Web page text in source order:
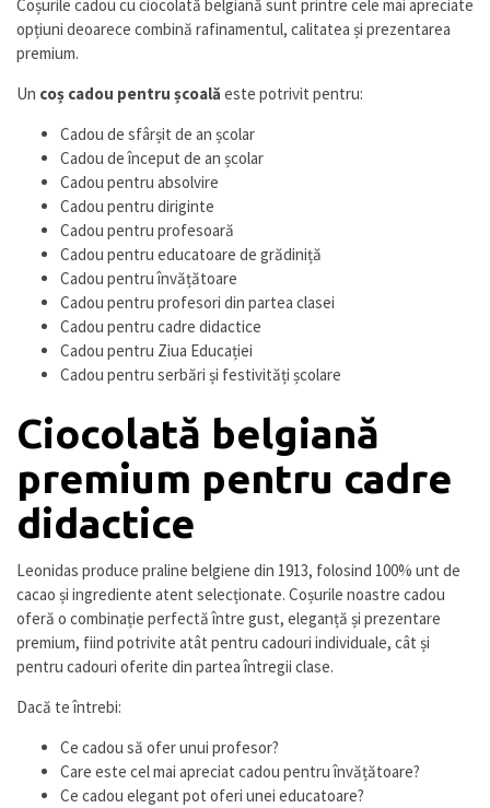
Coșurile cadou cu ciocolată belgiană sunt printre cele mai apreciate
opțiuni deoarece combină rafinamentul, calitatea și prezentarea
premium.
Un coș cadou pentru școală este potrivit pentru:
Cadou de sfârșit de an școlar
Cadou de început de an școlar
Cadou pentru absolvire
Cadou pentru diriginte
Cadou pentru profesoară
Cadou pentru educatoare de grădiniță
Cadou pentru învățătoare
Cadou pentru profesori din partea clasei
Cadou pentru cadre didactice
Cadou pentru Ziua Educației
Cadou pentru serbări și festivități școlare
Ciocolată belgiană
premium pentru cadre
didactice
Leonidas produce praline belgiene din 1913, folosind 100% unt de
cacao și ingrediente atent selecționate. Coșurile noastre cadou
oferă o combinație perfectă între gust, eleganță și prezentare
premium, fiind potrivite atât pentru cadouri individuale, cât și
pentru cadouri oferite din partea întregii clase.
Dacă te întrebi:
Ce cadou să ofer unui profesor?
Care este cel mai apreciat cadou pentru învățătoare?
Ce cadou elegant pot oferi unei educatoare?